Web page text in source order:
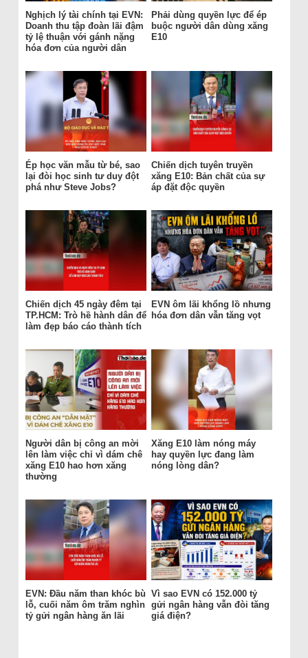
Nghịch lý tài chính tại EVN:
Doanh thu tập đoàn lãi đậm
tỷ lệ thuận với gánh nặng
hóa đơn của người dân
Phải dùng quyền lực để ép
buộc người dân dùng xăng
E10
Ép học văn mẫu từ bé, sao
lại đòi học sinh tư duy đột
phá như Steve Jobs?
Chiến dịch tuyên truyền
xăng E10: Bản chất của sự
áp đặt độc quyền
Chiến dịch 45 ngày đêm tại
TP.HCM: Trò hề hành dân để
làm đẹp báo cáo thành tích
EVN ôm lãi khổng lồ nhưng
hóa đơn dân vẫn tăng vọt
Người dân bị công an mời
lên làm việc chỉ vì dám chê
xăng E10 hao hơn xăng
thường
Xăng E10 làm nóng máy
hay quyền lực đang làm
nóng lòng dân?
EVN: Đầu năm than khóc bù
lỗ, cuối năm ôm trăm nghìn
tỷ gửi ngân hàng ăn lãi
Vì sao EVN có 152.000 tỷ
gửi ngân hàng vẫn đòi tăng
giá điện?